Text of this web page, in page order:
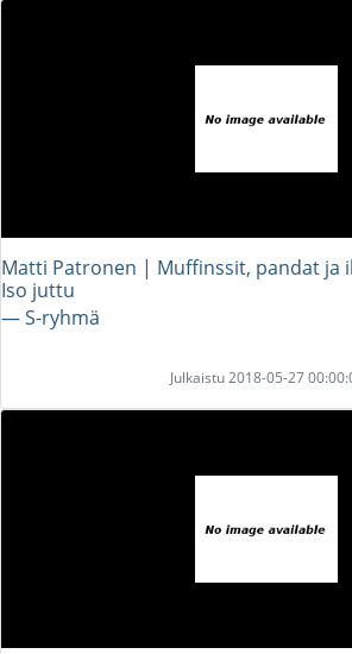
Matti Patronen | Muffinssit, pandat ja
Iso juttu
― S-ryhmä
Julkaistu 2018-05-27